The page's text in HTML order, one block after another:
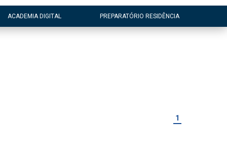
ACADEMIA DIGITAL PREPARATÓRIO RESIDÊNCIA
1